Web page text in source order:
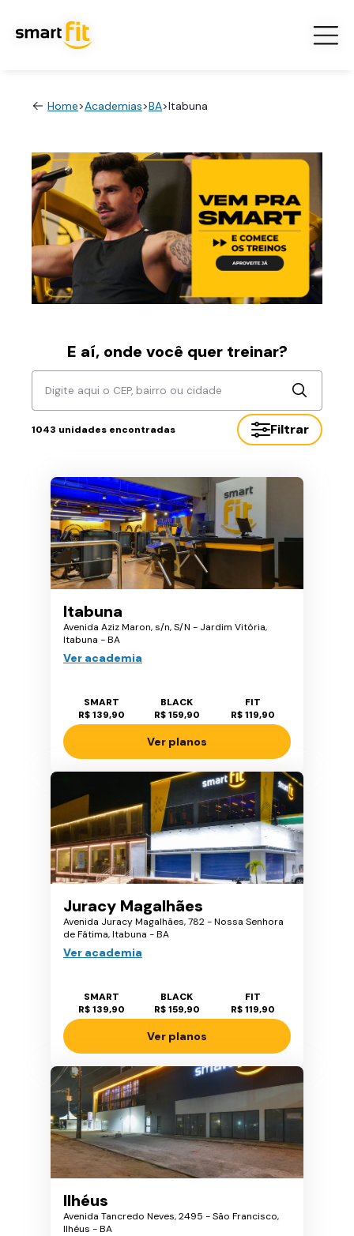
Home>Academias>BA>Itabuna
E aí, onde você quer treinar?
Digite aqui o CEP, bairro ou cidade
1043 unidades encontradas Filtrar
Itabuna
Avenida Aziz Maron, s/n, S/N - Jardim Vitória,
Itabuna - BA
Ver academia
SMART
R$ 139,90
BLACK
R$ 159,90
FIT
R$ 119,90
Ver planos
Juracy Magalhães
Avenida Juracy Magalhães, 782 - Nossa Senhora
de Fátima, Itabuna - BA
Ver academia
SMART
R$ 139,90
BLACK
R$ 159,90
FIT
R$ 119,90
Ver planos
Ilhéus
Avenida Tancredo Neves, 2495 - São Francisco,
Ilhéus - BA